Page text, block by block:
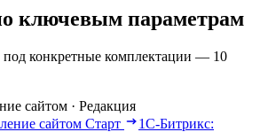
ключевым параметрам
конкретные комплектации — 10
сайтом · Редакция
сайтом Старт
1С-Битрикс: